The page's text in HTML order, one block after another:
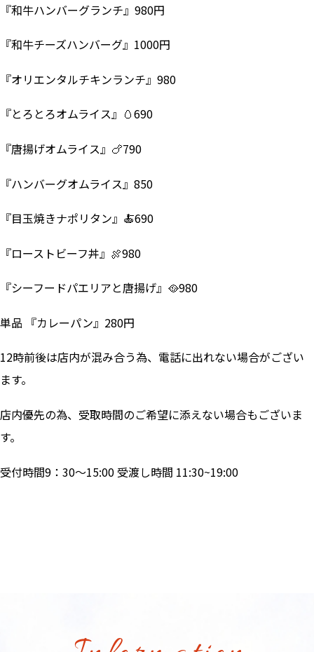
『和牛ハンバーグランチ』980円
『和牛チーズハンバーグ』1000円
『オリエンタルチキンランチ』980
『とろとろオムライス』🥚690
『唐揚げオムライス』🍗790
『ハンバーグオムライス』850
『目玉焼きナポリタン』🍝690
『ローストビーフ丼』🍖980
『シーフードパエリアと唐揚げ』🥘980
単品 『カレーパン』280円
12時前後は店内が混み合う為、電話に出れない場合がござい
ます。
店内優先の為、受取時間のご希望に添えない場合もございま
す。
受付時間9：30～15:00 受渡し時間 11:30~19:00